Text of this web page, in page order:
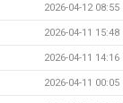
2026-04-12 08:55
2026-04-11 15:48
2026-04-11 14:16
2026-04-11 00:05